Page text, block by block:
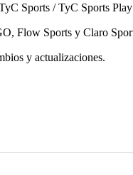
Sports / TyC Sports
Flow Sports y Claro
y actualizaciones.